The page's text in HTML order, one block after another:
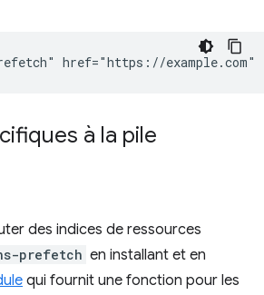
à la pile
des indices de ressources
prefetch en installant et en
qui fournit une fonction pour les